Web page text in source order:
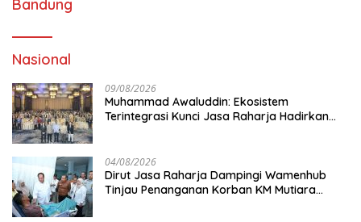
Bandung
Nasional
09/08/2026
Muhammad Awaluddin: Ekosistem
Terintegrasi Kunci Jasa Raharja Hadirkan
04/08/2026
Dirut Jasa Raharja Dampingi Wamenhub
Tinjau Penanganan Korban KM Mutiara